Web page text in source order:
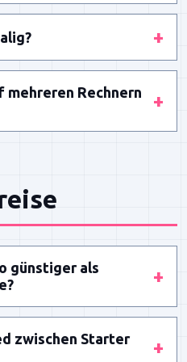
Zwilling beliebig und
– jedoch als
editierbares Projekt.
+
Jährlich gibt es ein
Upgrade-Paket für
mehreren Rechnern
+
günstiger als
+
leistungsfähige
alles selbst zu
zwischen Starter
+